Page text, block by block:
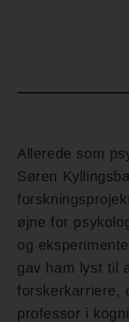
Allerede som
Søren
øjne for
og
gav ham lyst til
forskerkarriere,
professor i